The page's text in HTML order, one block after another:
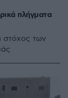
πλήγματα
στόχος των